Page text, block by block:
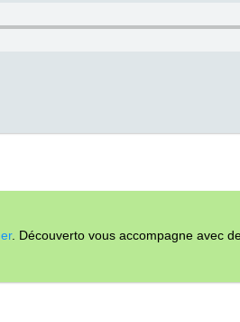
. Découverto vous accompagne avec